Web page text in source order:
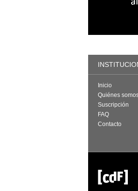
Inicio
Quiénes
Suscripción
FAQ
Contacto